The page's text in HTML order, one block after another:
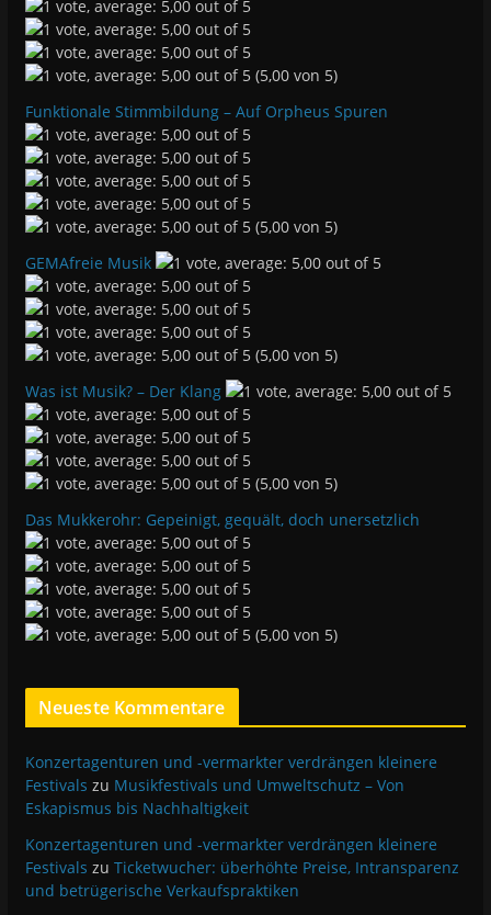
(5,00 von 5)
Funktionale Stimmbildung – Auf Orpheus Spuren
(5,00 von 5)
GEMAfreie Musik
(5,00 von 5)
Was ist Musik? – Der Klang
(5,00 von 5)
Das Mukkerohr: Gepeinigt, gequält, doch unersetzlich
(5,00 von 5)
Neueste Kommentare
Konzertagenturen und -vermarkter verdrängen kleinere
Festivals zu Musikfestivals und Umweltschutz – Von
Eskapismus bis Nachhaltigkeit
Konzertagenturen und -vermarkter verdrängen kleinere
Festivals zu Ticketwucher: überhöhte Preise, Intransparenz
und betrügerische Verkaufspraktiken